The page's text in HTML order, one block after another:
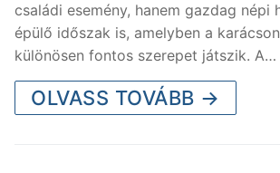
családi esemény, hanem gazdag népi
épülő időszak is, amelyben a
különösen fontos szerepet játszik. A…
OLVASS TOVÁBB →